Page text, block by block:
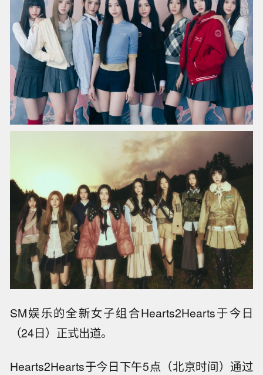
SM娱乐的全新女子组合Hearts2Hearts于今日
（24日）正式出道。
Hearts2Hearts于今日下午5点（北京时间）通过